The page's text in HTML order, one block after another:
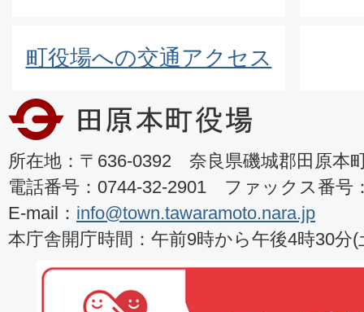
町役場への交通アクセス
所在地：〒636-0392 奈良県磯城郡田原本
電話番号：0744-32-2901 ファックス番号
E-mail： info@town.tawaramoto.nara.jp
本庁舎開庁時間：午前9時から午後4時30分